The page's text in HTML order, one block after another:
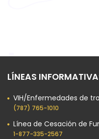
LÍNEAS
VIH/Enfermedades de
(787) 765-1010
Línea de Cesación de
1-877-335-2567